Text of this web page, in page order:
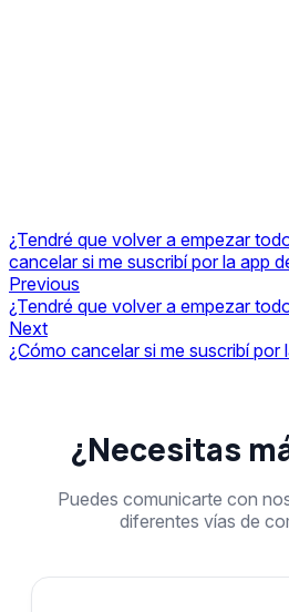
¿Tendré que volver a empezar
cancelar si me suscribí por la app
Previous
¿Tendré que volver a empezar
Next
¿Cómo cancelar si me suscribí por
¿Necesitas
Puedes comunicarte con
diferentes vías de